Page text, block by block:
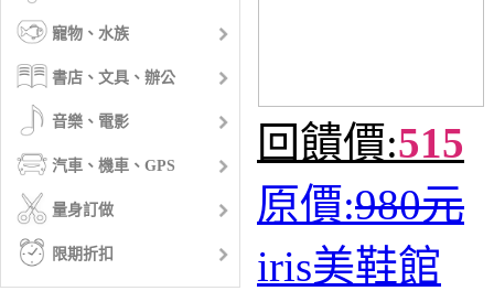
寵物、水族
書店、文具、辦公
音樂、電影
汽車、機車、GPS
量身訂做
限期折扣
回饋價:515
原價:980元
iris美鞋館